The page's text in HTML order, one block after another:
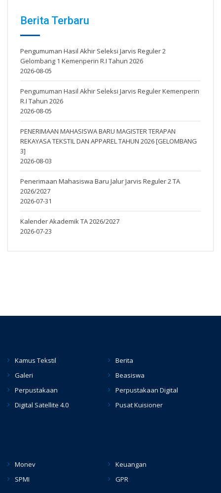
Berita Terbaru
Pengumuman Hasil Akhir Seleksi Jarvis Reguler 2
Gelombang 1 Kemenperin R.I Tahun 2026
2026-08-05
Pengumuman Hasil Akhir Seleksi Jarvis Reguler Kemenperin
R.I Tahun 2026
2026-08-05
PENERIMAAN MAHASISWA BARU MAGISTER TERAPAN
REKAYASA TEKSTIL DAN APPAREL TAHUN 2026 [GELOMBANG
3]
2026-08-03
Penerimaan Mahasiswa Baru Jalur Jarvis Reguler 2 TA
2026/2027
2026-07-31
Kalender Akademik TA 2026/2027
2026-07-23
Kamus Tekstil
Berita
Galeri
Beasiswa
Perpustakaan
Perpustakaan Digital
Digital Satellite 4.0
Pusat Kuisioner
Monev
Keuangan
SPMI
GPR